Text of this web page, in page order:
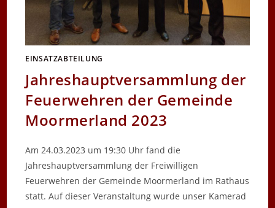
EINSATZABTEILUNG
Jahreshauptversammlung der
Feuerwehren der Gemeinde
Moormerland 2023
Am 24.03.2023 um 19:30 Uhr fand die
Jahreshauptversammlung der Freiwilligen
Feuerwehren der Gemeinde Moormerland im Rathaus
statt. Auf dieser Veranstaltung wurde unser Kamerad